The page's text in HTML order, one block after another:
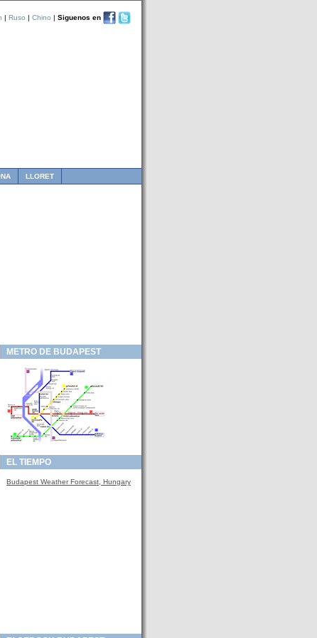
| Ruso | Chino | Siguenos en
LLORET
METRO DE BUDAPEST
EL TIEMPO
Budapest Weather Forecast, Hungary